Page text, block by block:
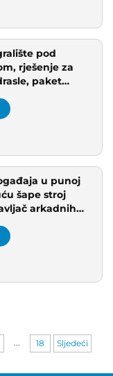
pod
rješenje za
paket
u punoj
šape stroj
arkadnih
... 18 Sljedeći